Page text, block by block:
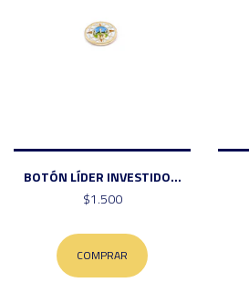
BOTÓN LÍDER INVESTIDO...
$1.500
COMPRAR